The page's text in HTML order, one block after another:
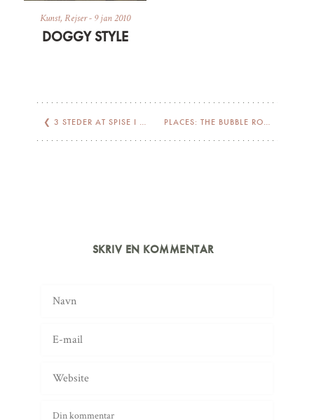
Kunst, Rejser- 9 jan 2010
DOGGY STYLE
❮ 3 STEDER AT SPISE I NEW YORK PLACES: THE BUBBLE ROOM
SKRIV EN KOMMENTAR